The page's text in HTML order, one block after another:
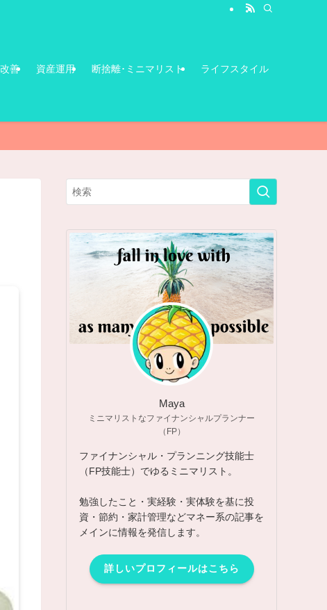
善 資産運用 断捨離･ミニマリスト ライフスタイル
Maya
ミニマリストなファイナンシャルプランナー
（FP）
ファイナンシャル・プランニング技能士
（FP技能士）でゆるミニマリスト。
勉強したこと・実経験・実体験を基に投
資・節約・家計管理などマネー系の記事を
メインに情報を発信します。
詳しいプロフィールはこちら